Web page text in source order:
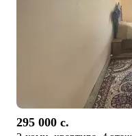
295 000 c.